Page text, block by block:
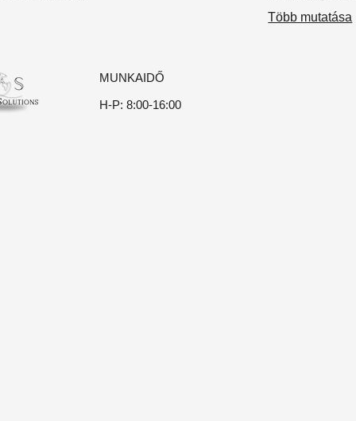
jest pomoc w
Több mutatása
MUNKAIDŐ
H-P: 8:00-16:00